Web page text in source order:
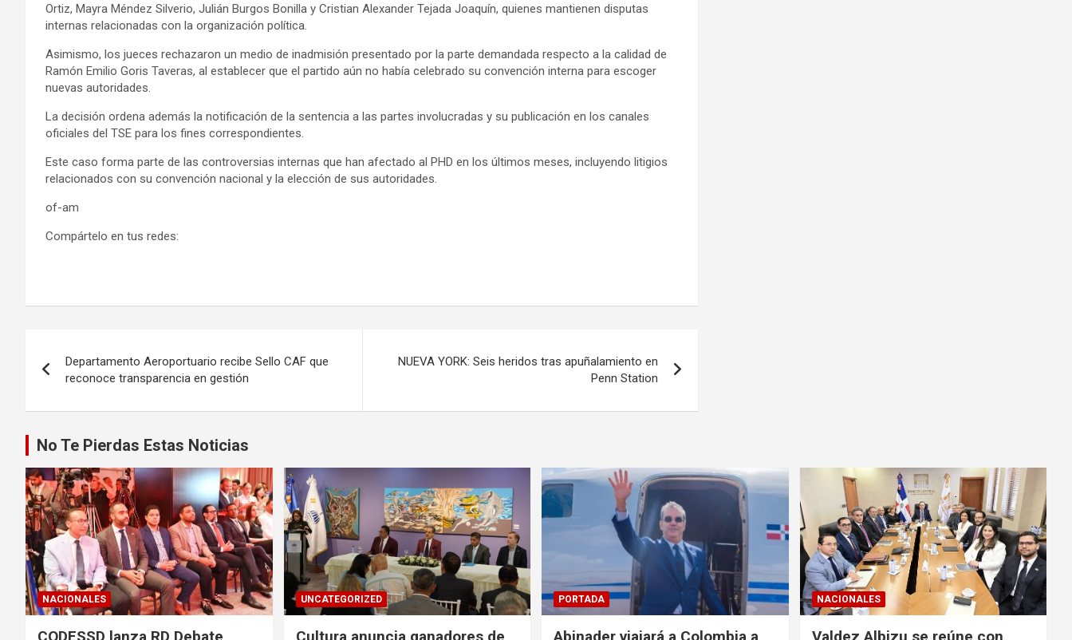
Ortiz, Mayra Méndez Silverio, Julián Burgos Bonilla y Cristian Alexander Tejada Joaquín, quienes mantienen disputas
internas relacionadas con la organización política.
Asimismo, los jueces rechazaron un medio de inadmisión presentado por la parte demandada respecto a la calidad de
Ramón Emilio Goris Taveras, al establecer que el partido aún no había celebrado su convención interna para escoger
nuevas autoridades.
La decisión ordena además la notificación de la sentencia a las partes involucradas y su publicación en los canales
oficiales del TSE para los fines correspondientes.
Este caso forma parte de las controversias internas que han afectado al PHD en los últimos meses, incluyendo litigios
relacionados con su convención nacional y la elección de sus autoridades.
of-am
Compártelo en tus redes:
de
entradas
Departamento Aeroportuario recibe Sello CAF que
reconoce transparencia en gestión
NUEVA YORK: Seis heridos tras apuñalamiento en
Penn Station
No Te Pierdas Estas Noticias
NACIONALES UNCATEGORIZED PORTADA NACIONALES